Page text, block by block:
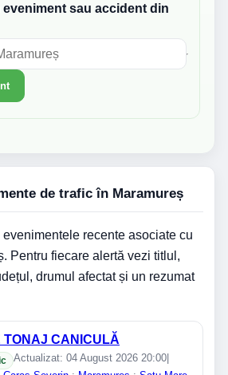
sau accident din
de trafic în Maramureș
recente asociate cu
Pentru fiecare alertă vezi titlul,
drumul afectat și un rezumat
TONAJ CANICULĂ
Actualizat: 04 August 2026 20:00